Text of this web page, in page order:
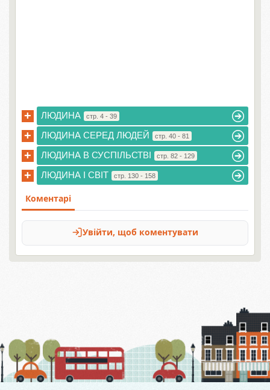
+ ЛЮДИНА стр. 4 - 39
+ ЛЮДИНА СЕРЕД ЛЮДЕЙ стр. 40 - 81
+ ЛЮДИНА В СУСПІЛЬСТВІ стр. 82 - 129
+ ЛЮДИНА І СВІТ стр. 130 - 158